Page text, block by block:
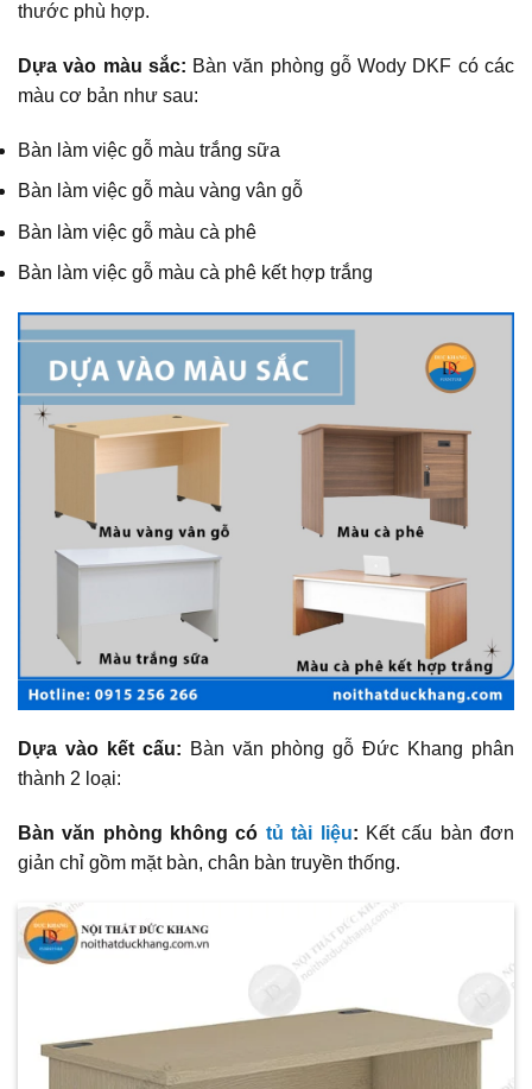
thước phù hợp.
Dựa vào màu sắc: Bàn văn phòng gỗ Wody DKF có các
màu cơ bản như sau:
Bàn làm việc gỗ màu trắng sữa
Bàn làm việc gỗ màu vàng vân gỗ
Bàn làm việc gỗ màu cà phê
Bàn làm việc gỗ màu cà phê kết hợp trắng
Dựa vào kết cấu: Bàn văn phòng gỗ Đức Khang phân
thành 2 loại:
Bàn văn phòng không có tủ tài liệu: Kết cấu bàn đơn
giản chỉ gồm mặt bàn, chân bàn truyền thống.